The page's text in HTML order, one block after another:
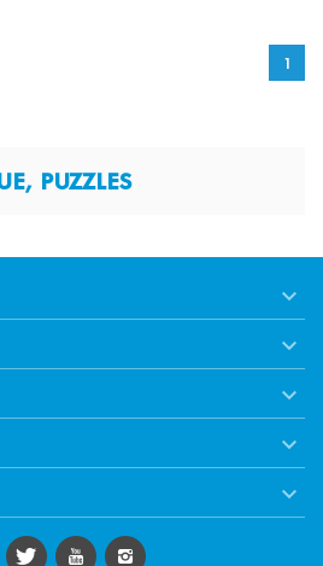
PUZZLES
1




